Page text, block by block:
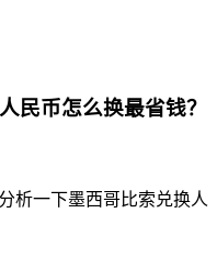
民币怎么换最省钱？
析一下墨西哥比索兑换人